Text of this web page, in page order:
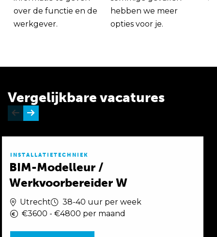
over de functie en de
werkgever.
hebben we meer
opties voor je.
Vergelijkbare vacatures
INSTALLATIETECHNIEK
BIM-Modelleur /
Werkvoorbereider W
Utrecht
38-40 uur per week
€3600 - €4800 per maand